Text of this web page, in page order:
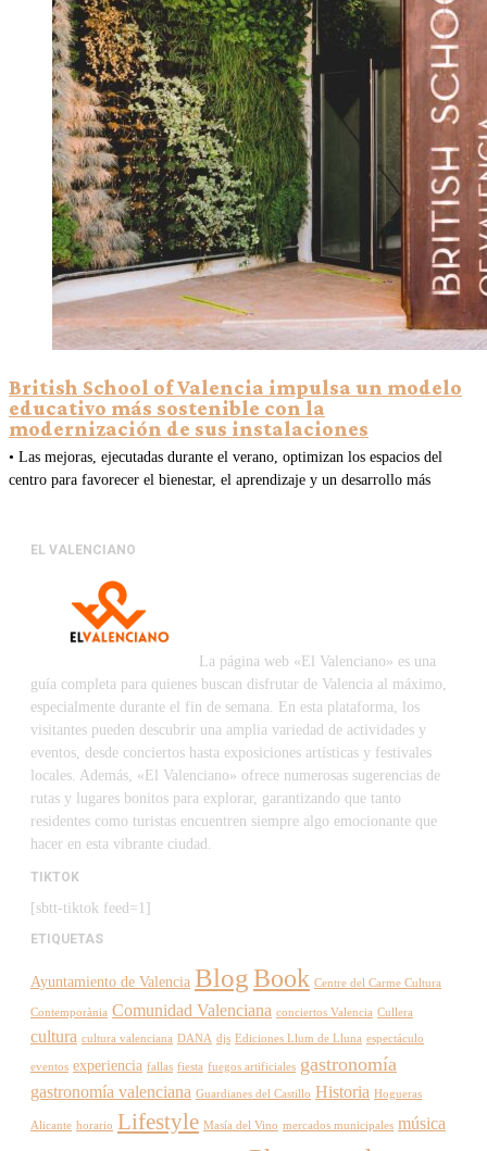
British School of Valencia impulsa un modelo
educativo más sostenible con la
modernización de sus instalaciones
• Las mejoras, ejecutadas durante el verano, optimizan los espacios del
centro para favorecer el bienestar, el aprendizaje y un desarrollo más
EL VALENCIANO
La página web «El Valenciano» es una
guía completa para quienes buscan disfrutar de Valencia al máximo,
especialmente durante el fin de semana. En esta plataforma, los
visitantes pueden descubrir una amplia variedad de actividades y
eventos, desde conciertos hasta exposiciones artísticas y festivales
locales. Además, «El Valenciano» ofrece numerosas sugerencias de
rutas y lugares bonitos para explorar, garantizando que tanto
residentes como turistas encuentren siempre algo emocionante que
hacer en esta vibrante ciudad.
TIKTOK
[sbtt-tiktok feed=1]
ETIQUETAS
Ayuntamiento de Valencia BlogBook Centre del Carme Cultura
Contemporània Comunidad Valenciana conciertos Valencia Cullera
cultura cultura valenciana DANA djs Ediciones Llum de Lluna espectáculo
eventos experiencia fallas fiesta fuegos artificiales gastronomía
gastronomía valenciana Guardianes del Castillo Historia Hogueras
Alicante horario Lifestyle Masía del Vino mercados municipales música